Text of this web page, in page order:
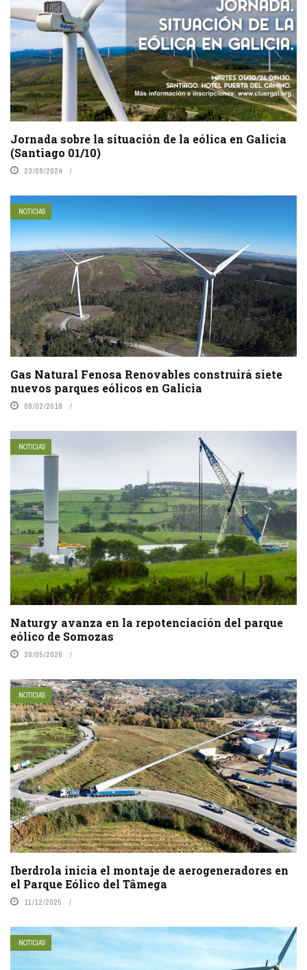
Jornada sobre la situación de la eólica en Galicia
(Santiago 01/10)
23/09/2024
NOTICIAS
Gas Natural Fenosa Renovables construirá siete
nuevos parques eólicos en Galicia
08/02/2018
NOTICIAS
Naturgy avanza en la repotenciación del parque
eólico de Somozas
20/05/2026
NOTICIAS
Iberdrola inicia el montaje de aerogeneradores en
el Parque Eólico del Tâmega
11/12/2025
NOTICIAS